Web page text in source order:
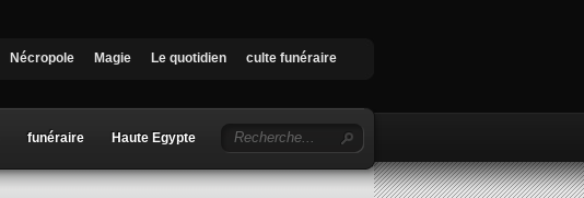
Nécropole Magie Le quotidien culte funéraire
funéraire Haute Egypte